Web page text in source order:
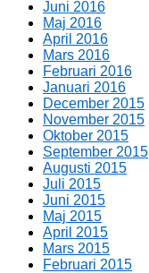
Juni 2016
Maj 2016
April 2016
Mars 2016
Februari 2016
Januari 2016
December 2015
November 2015
Oktober 2015
September 2015
Augusti 2015
Juli 2015
Juni 2015
Maj 2015
April 2015
Mars 2015
Februari 2015